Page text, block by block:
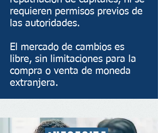
requieren permisos previos de
las autoridades.
El mercado de cambios es
libre, sin limitaciones para la
compra o venta de moneda
extranjera.